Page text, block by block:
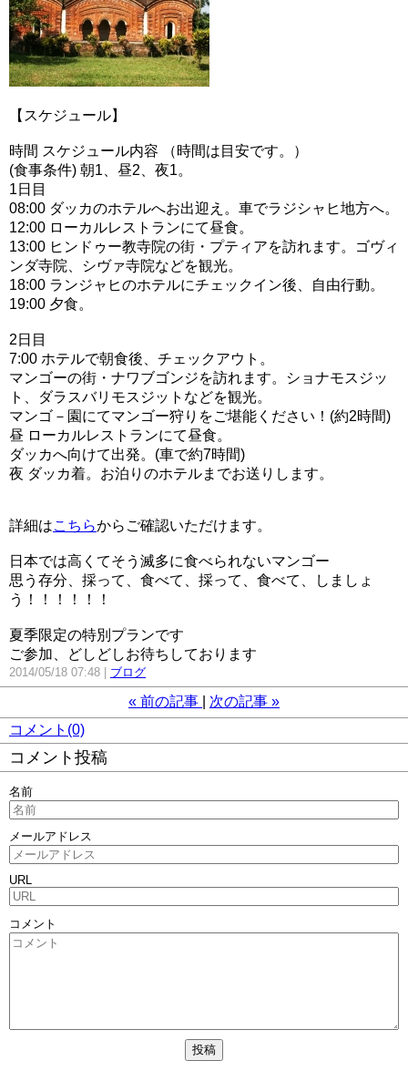
【スケジュール】
時間 スケジュール内容 （時間は目安です。）
(食事条件) 朝1、昼2、夜1。
1日目
08:00 ダッカのホテルへお出迎え。車でラジシャヒ地方へ。
12:00 ローカルレストランにて昼食。
13:00 ヒンドゥー教寺院の街・プティアを訪れます。ゴヴィ
ンダ寺院、シヴァ寺院などを観光。
18:00 ランジャヒのホテルにチェックイン後、自由行動。
19:00 夕食。
2日目
7:00 ホテルで朝食後、チェックアウト。
マンゴーの街・ナワブゴンジを訪れます。ショナモスジッ
ト、ダラスバリモスジットなどを観光。
マンゴ－園にてマンゴー狩りをご堪能ください！(約2時間)
昼 ローカルレストランにて昼食。
ダッカへ向けて出発。(車で約7時間)
夜 ダッカ着。お泊りのホテルまでお送りします。
詳細はこちらからご確認いただけます。
日本では高くてそう滅多に食べられないマンゴー
思う存分、採って、食べて、採って、食べて、しましょ
う！！！！！！
夏季限定の特別プランです
ご参加、どしどしお待ちしております
2014/05/18 07:48 ブログ
« 前の記事 次の記事 »
コメント(0)
コメント投稿
名前
メールアドレス
URL
コメント